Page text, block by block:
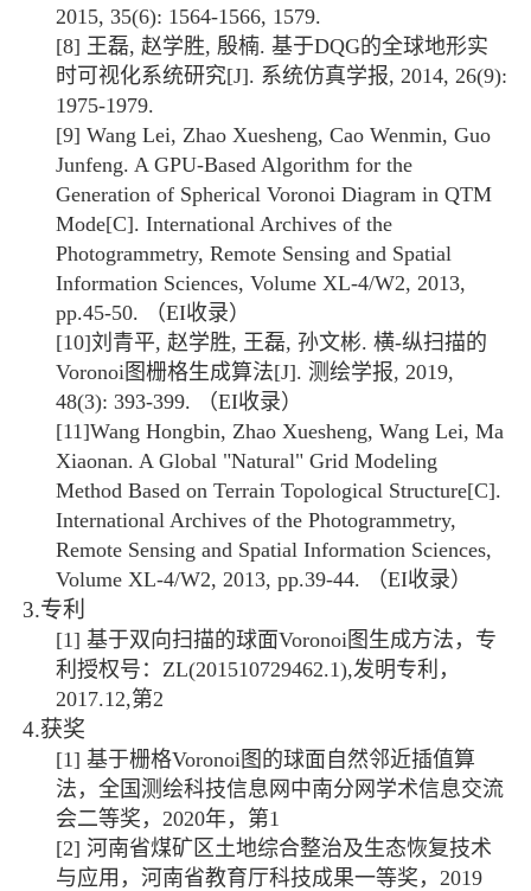
2015, 35(6): 1564-1566, 1579.
[8] 王磊, 赵学胜, 殷楠.基于DQG的全球地形实
时可视化系统研究[J]. 系统仿真学报, 2014, 26(9):
1975-1979.
[9]Wang Lei, Zhao Xuesheng, Cao Wenmin, Guo
Junfeng. A GPU-Based Algorithm for the
Generation of Spherical Voronoi Diagram in QTM
Mode[C]. International Archives of the
Photogrammetry, Remote Sensing and Spatial
Information Sciences, Volume XL-4/W2, 2013,
pp.45-50.
（EI收录）
[10]刘青平, 赵学胜, 王磊,孙文彬.横-纵扫描的
Voronoi 图栅格生成算法[J]. 测绘学报, 2019,
48(3): 393-399.
（EI收录）
[11]Wang Hongbin, Zhao Xuesheng, Wang Lei, Ma
Xiaonan. A Global "Natural" Grid Modeling
Method Based on Terrain Topological Structure[C].
International Archives of the Photogrammetry,
Remote Sensing and Spatial Information Sciences,
Volume XL-4/W2, 2013, pp.39-44.
（EI收录）
3.专利
[1]基于双向扫描的球面Voronoi 图生成方法，专
利授权号： ZL(201510729462.1),发明专利，
2017.12,第2
4.获奖
[1]基于栅格Voronoi 图的球面自然邻近插值算
法，全国测绘科技信息网中南分网学术信息交流
会二等奖， 2020年，第1
[2]河南省煤矿区土地综合整治及生态恢复技术
与应用，河南省教育厅科技成果一等奖， 2019